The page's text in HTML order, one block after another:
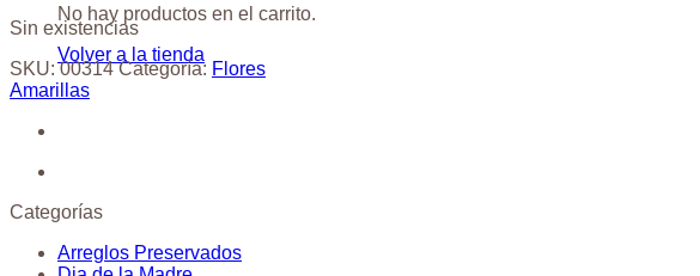
No hay productos en el carrito.
Volver a la tienda
Sin existencias
SKU:00314 Categoría: Flores
Amarillas
Categorías
Arreglos Preservados